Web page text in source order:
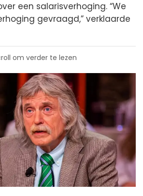
een salarisverhoging. “We
gevraagd,” verklaarde
om verder te lezen